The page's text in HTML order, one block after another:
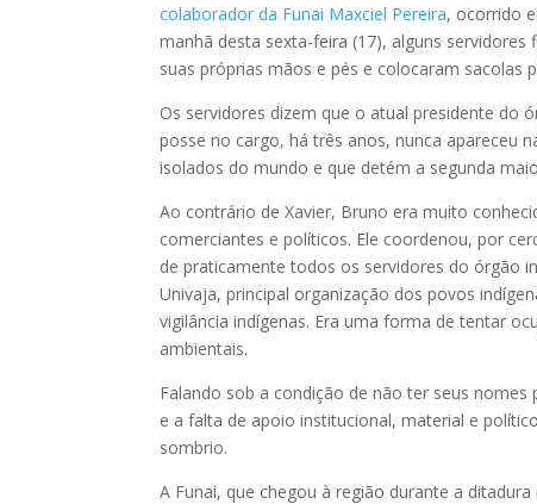
colaborador da Funai Maxciel Pereira, ocorrido
manhã desta sexta-feira (17), alguns
suas próprias mãos e pés e colocaram sacolas
Os servidores dizem que o atual presidente do
posse no cargo, há três anos, nunca apareceu
isolados do mundo e que detém a segunda
Ao contrário de Xavier, Bruno era muito
comerciantes e políticos. Ele coordenou, por
de praticamente todos os servidores do órgão
Univaja, principal organização dos povos
vigilância indígenas. Era uma forma de tentar
ambientais.
Falando sob a condição de não ter seus
e a falta de apoio institucional, material e
sombrio.
A Funai, que chegou à região durante a